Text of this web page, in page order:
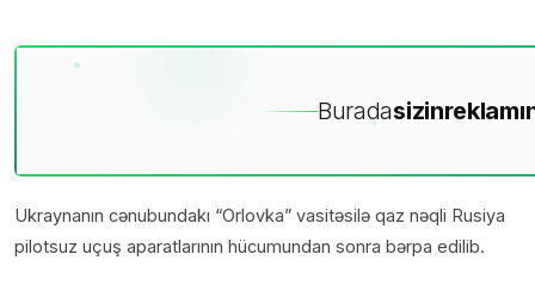
Buradasizin
Ukraynanın cənubundakı “Orlovka” vasitəsilə qaz nəqli Rusiya
pilotsuz uçuş aparatlarının hücumundan sonra bərpa edilib.